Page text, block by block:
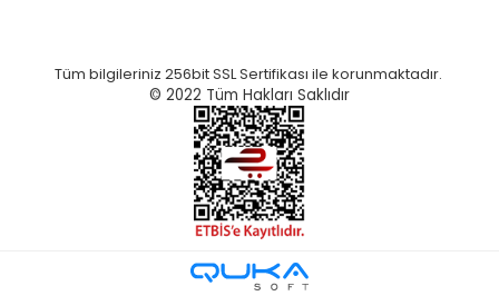
Tüm bilgileriniz 256bit SSL Sertifikası ile korunmaktadır.
© 2022 Tüm Hakları Saklıdır